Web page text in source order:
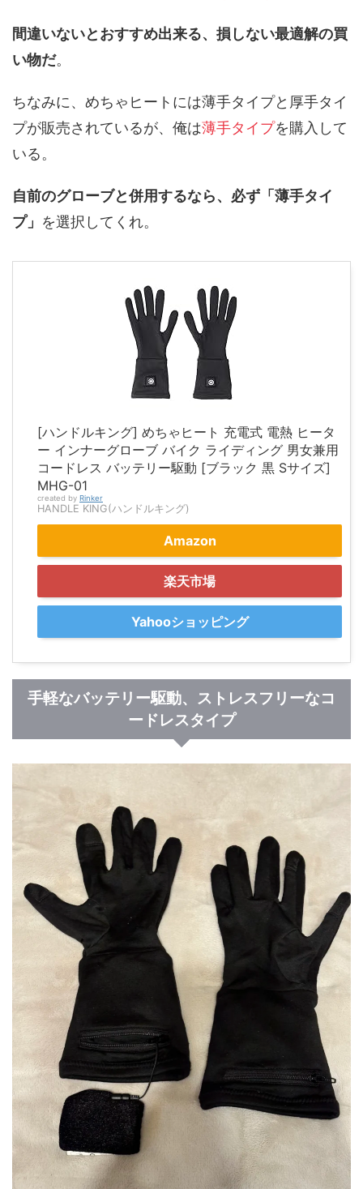
間違いないとおすすめ出来る、損しない最適解の買
い物だ。
ちなみに、めちゃヒートには薄手タイプと厚手タイ
プが販売されているが、俺は薄手タイプを購入して
いる。
自前のグローブと併用するなら、必ず「薄手タイ
プ」 を選択してくれ。
[ハンドルキング] めちゃヒート 充電式 電熱 ヒータ
ー インナーグローブ バイク ライディング 男女兼用
コードレス バッテリー駆動 [ブラック 黒 Sサイズ]
MHG-01
created by Rinker
HANDLE KING(ハンドルキング)
Amazon
楽天市場
Yahooショッピング
手軽なバッテリー駆動、ストレスフリーなコ
ードレスタイプ